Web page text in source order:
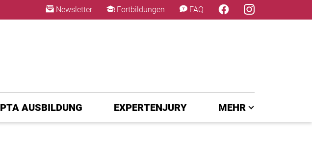
Newsletter Fortbildungen FAQ
PTA AUSBILDUNG EXPERTENJURY MEHR
×